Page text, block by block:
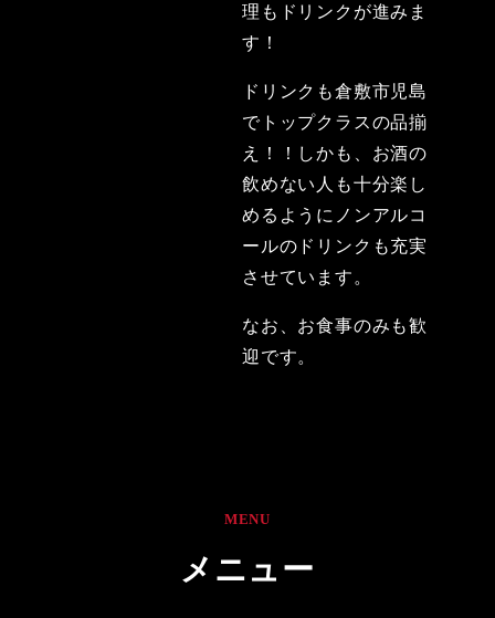
理もドリンクが進みま
す！
ドリンクも倉敷市児島
でトップクラスの品揃
え！！しかも、お酒の
飲めない人も十分楽し
めるようにノンアルコ
ールのドリンクも充実
させています。
なお、お食事のみも歓
迎です。
MENU
メニュー